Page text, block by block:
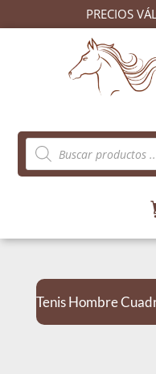
PRECIOS
Búsqueda
de
productos
Tenis Hombre